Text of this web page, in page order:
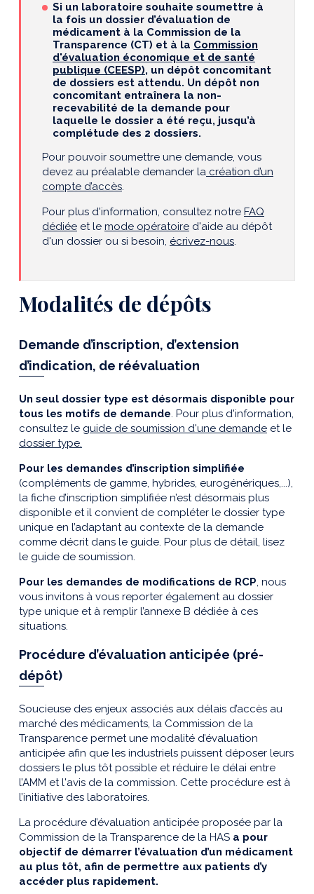
Si un laboratoire souhaite soumettre à
la fois un dossier d’évaluation de
médicament à la Commission de la
Transparence (CT) et à la Commission
d'évaluation économique et de santé
publique (CEESP), un dépôt concomitant
de dossiers est attendu. Un dépôt non
concomitant entraînera la non-
recevabilité de la demande pour
laquelle le dossier a été reçu, jusqu’à
complétude des 2 dossiers.
Pour pouvoir soumettre une demande, vous
devez au préalable demander la création d’un
compte d’accès.
Pour plus d'information, consultez notre FAQ
dédiée et le mode opératoire d'aide au dépôt
d'un dossier ou si besoin, écrivez-nous.
Modalités de dépôts
Demande d’inscription, d’extension
d’indication, de réévaluation
Un seul dossier type est désormais disponible pour
tous les motifs de demande. Pour plus d'information,
consultez le guide de soumission d'une demande et le
dossier type.
Pour les demandes d’inscription simplifiée
(compléments de gamme, hybrides, eurogénériques,...),
la fiche d’inscription simplifiée n’est désormais plus
disponible et il convient de compléter le dossier type
unique en l’adaptant au contexte de la demande
comme décrit dans le guide. Pour plus de détail, lisez
le guide de soumission.
Pour les demandes de modifications de RCP, nous
vous invitons à vous reporter également au dossier
type unique et à remplir l’annexe B dédiée à ces
situations.
Procédure d’évaluation anticipée (pré-
dépôt)
Soucieuse des enjeux associés aux délais d’accès au
marché des médicaments, la Commission de la
Transparence permet une modalité d’évaluation
anticipée afin que les industriels puissent déposer leurs
dossiers le plus tôt possible et réduire le délai entre
l’AMM et l'avis de la commission. Cette procédure est à
l’initiative des laboratoires.
La procédure d’évaluation anticipée proposée par la
Commission de la Transparence de la HAS a pour
objectif de démarrer l’évaluation d’un médicament
au plus tôt, afin de permettre aux patients d’y
accéder plus rapidement.